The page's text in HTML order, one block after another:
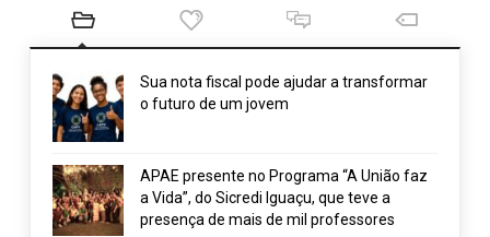
Sua nota fiscal pode ajudar a transformar
o futuro de um jovem
APAE presente no Programa “A União faz
a Vida”, do Sicredi Iguaçu, que teve a
presença de mais de mil professores